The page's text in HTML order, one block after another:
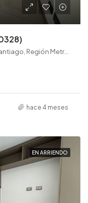
200, Franklin, Santiago, Provincia de Santiago, Región Metropolitana de Santiago, 8320000, Chile
hace 4 meses
EN ARRIENDO